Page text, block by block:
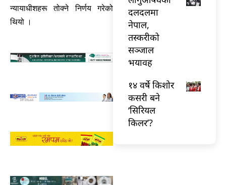
न्यायाधीशहरू तोक्ने निर्णय गरेको
थियो ।
दलदलमा
नेपाल,
तस्करीको
सञ्जाल
भयावह
१४ वर्षे किशोर
कसरी बने
‘सिरियल
किलर’?